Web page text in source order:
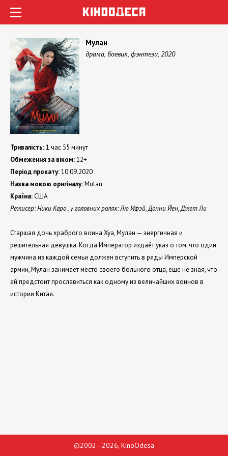
Мулан
драма, боевик, фэнтези, 2020
Тривалість:1 час 55 минут
Обмеження за віком:12+
Період прокату:10.09.2020
Назва мовою оригіналу:Mulan
Країна:США
Режисер: Ники Каро , у головних ролях: Лю Ифэй, Донни Йен, Джет Ли
Старшая дочь храброго воина Хуа, Мулан — энергичная и
решительная девушка. Когда Император издаёт указ о том, что один
мужчина из каждой семьи должен вступить в ряды Имперской
армии, Мулан занимает место своего больного отца, еще не зная, что
ей предстоит прославиться как одному из величайших воинов в
истории Китая.
©2002 - 2026, KinoOdesa